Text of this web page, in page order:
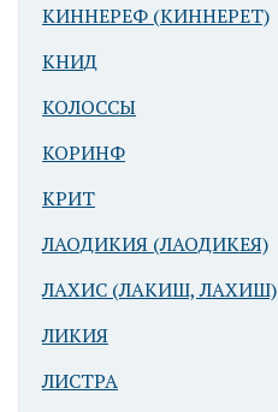
КИННЕРЕФ (КИННЕРЕТ)
КНИД
КОЛОССЫ
КОРИНФ
КРИТ
ЛАОДИКИЯ (ЛАОДИКЕЯ)
ЛАХИС (ЛАКИШ, ЛАХИШ)
ЛИКИЯ
ЛИСТРА